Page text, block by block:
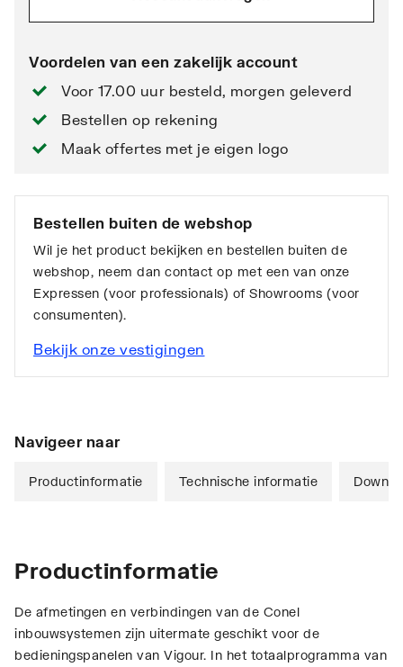
Voordelen van een zakelijk account
Voor 17.00 uur besteld, morgen geleverd
Bestellen op rekening
Maak offertes met je eigen logo
Bestellen buiten de webshop
Wil je het product bekijken en bestellen buiten de
webshop, neem dan contact op met een van onze
Expressen (voor professionals) of Showrooms (voor
consumenten).
Bekijk onze vestigingen
Navigeer naar
Productinformatie Technische informatie
Productinformatie
De afmetingen en verbindingen van de Conel
inbouwsystemen zijn uitermate geschikt voor de
bedieningspanelen van Vigour. In het totaalprogramma van